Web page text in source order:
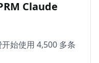
Claude
始使用 4,500 多条